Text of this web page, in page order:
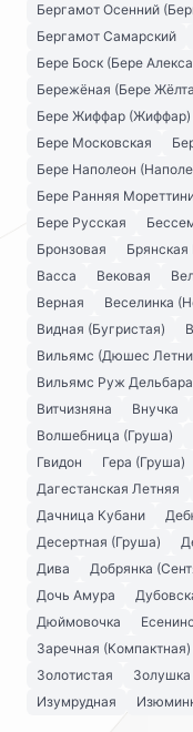
Бергамот Осенний
Бергамот Самарский
Бере Боск (Бере
Бережёная (Бере
Бере Жиффар (Жиффар)
Бере Московская
Бере Наполеон
Бере Ранняя
Бере Русская
Бронзовая
Васса
Вековая
Верная
Веселинка
Видная (Бугристая)
Вильямс (Дюшес
Вильямс Руж
Витчизняна
Внучка
Волшебница (Груша)
Гвидон
Гера (Груша)
Дагестанская Летняя
Дачница Кубани
Десертная (Груша)
Дива
Добрянка
Дочь Амура
Дюймовочка
Заречная (Компактная)
Золотистая
Золушка
Изумрудная